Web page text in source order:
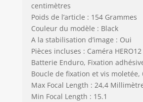
enfants
la
clichés
animaux
les
instables
centimètres
Poids de l’article : 154 Grammes
Couleur du modèle : Black
A la stabilisation d’image : Oui
Pièces incluses : Caméra
Batterie Enduro, Fixation
Boucle de fixation et vis moletée,
Max Focal Length : 24,4
Min Focal Length : 15.1